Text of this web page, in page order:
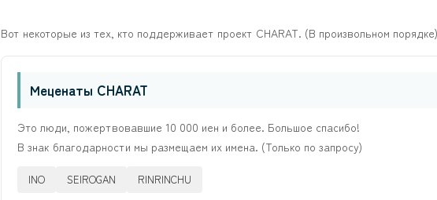
Вот некоторые из тех, кто поддерживает проект CHARAT. (В произвольном порядке)
Меценаты CHARAT
Это люди, пожертвовавшие 10 000 иен и более. Большое спасибо!
В знак благодарности мы размещаем их имена. (Только по запросу)
INO SEIROGAN RINRINCHU